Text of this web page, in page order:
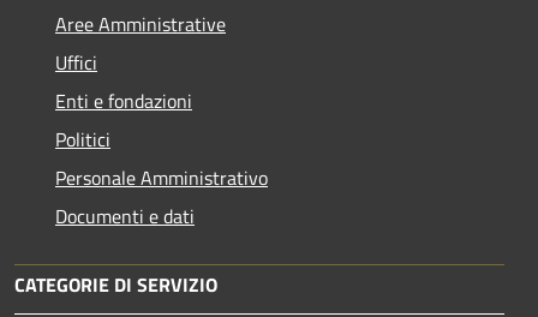
Aree Amministrative
Uffici
Enti e fondazioni
Politici
Personale Amministrativo
Documenti e dati
CATEGORIE DI SERVIZIO